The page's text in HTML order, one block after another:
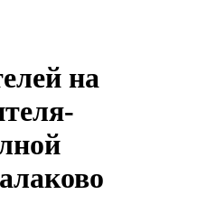
на